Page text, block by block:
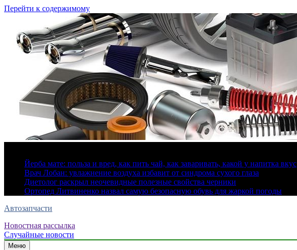
Перейти к содержимому
Йерба мате: польза и вред, как пить чай, как заваривать, какой у напитка вкус
Врач Лобан: увлажнение воздуха избавит от синдрома сухого глаза
Диетолог раскрыл неочевидные полезные свойства черники
Ортопед Литвиненко назвал самую безопасную обувь для жаркой погоды
Автозапчасти
Новостная рассылка
Случайные новости
Меню